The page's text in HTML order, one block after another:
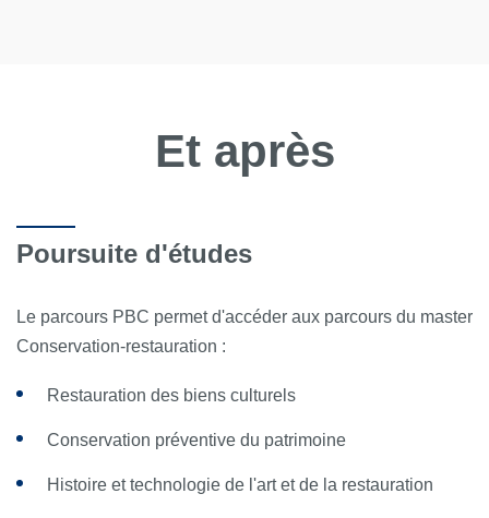
Et après
Poursuite d'études
Le parcours PBC permet d'accéder aux parcours du master
Conservation-restauration :
Restauration des biens culturels
Conservation préventive du patrimoine
Histoire et technologie de l'art et de la restauration